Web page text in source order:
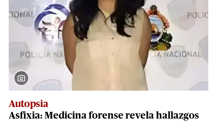
Autopsia
Asfixia: Medicina forense revela hallazgos